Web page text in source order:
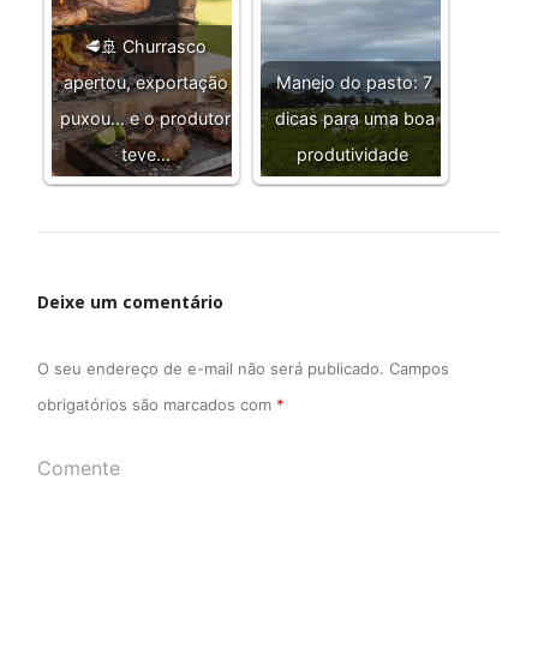
🥩🚢 Churrasco
apertou, exportação
puxou… e o produtor
teve…
Manejo do pasto: 7
dicas para uma boa
produtividade
Deixe um comentário
O seu endereço de e-mail não será publicado. Campos
obrigatórios são marcados com *